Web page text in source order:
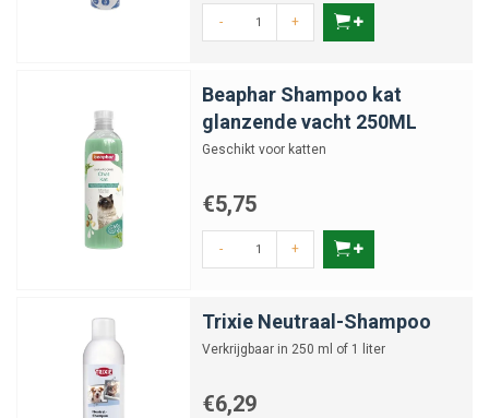
- +
Beaphar Shampoo kat
glanzende vacht 250ML
Geschikt voor katten
€5,75
- +
Trixie Neutraal-Shampoo
Verkrijgbaar in 250 ml of 1 liter
€6,29